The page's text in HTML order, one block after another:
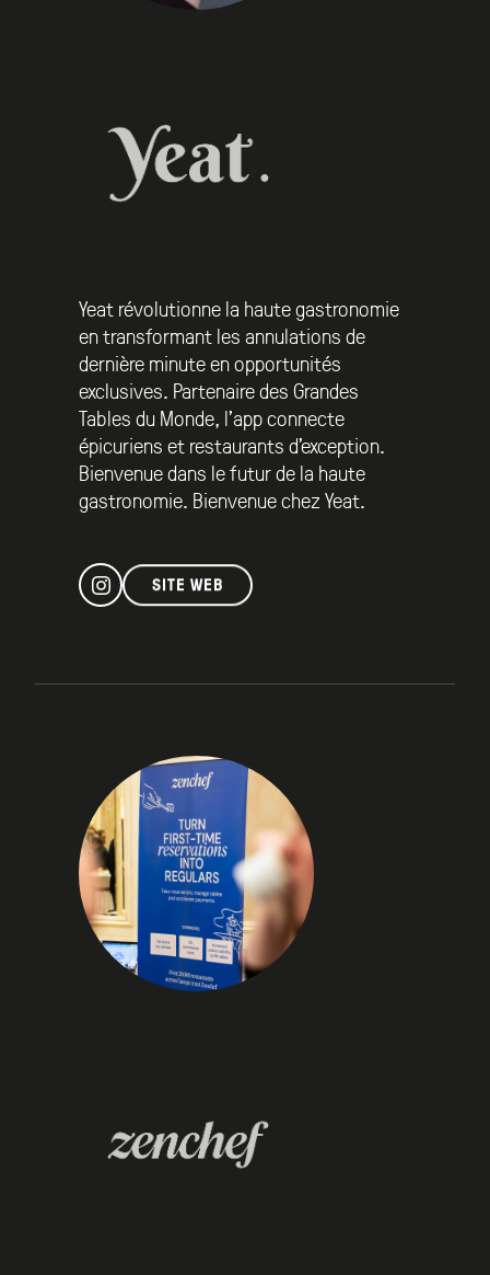
Yeat révolutionne la haute gastronomie
en transformant les annulations de
dernière minute en opportunités
exclusives. Partenaire des Grandes
Tables du Monde, l’app connecte
épicuriens et restaurants d’exception.
Bienvenue dans le futur de la haute
gastronomie. Bienvenue chez Yeat.
SITE WEB